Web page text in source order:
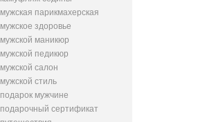
мужская парикмахерская
мужское здоровье
мужской маникюр
мужской педикюр
мужской салон
мужской стиль
подарок мужчине
подарочный сертификат